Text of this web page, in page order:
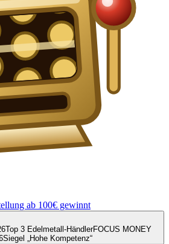
ab 100€ gewinnt
Top 3 Edelmetall-HändlerFOCUS MONEY
Siegel „Hohe Kompetenz“